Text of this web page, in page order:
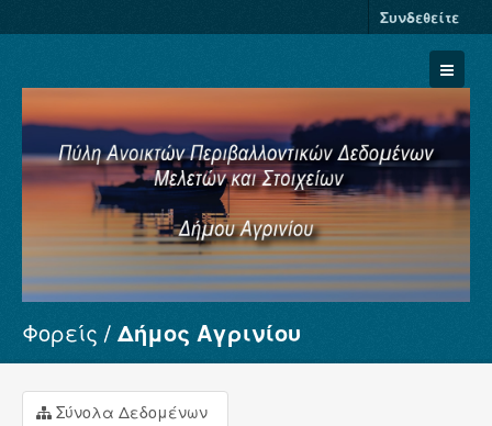
Συνδεθείτε
Σύνολα Δεδομένων
Φορείς
Ομάδες
Φορείς Δήμος Αγρινίου
Σύνολα Δεδομένων